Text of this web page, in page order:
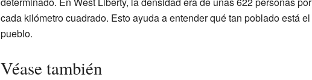
cada kilómetro cuadrado. Esto ayuda a entender qué tan poblado está el
pueblo.
Véase también